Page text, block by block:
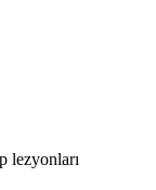
lezyonları